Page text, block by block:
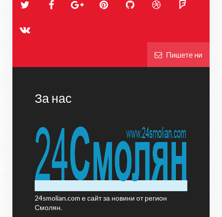
Пишете ни
За нас
24smolian.com е сайт за новини от регион
Смолян.